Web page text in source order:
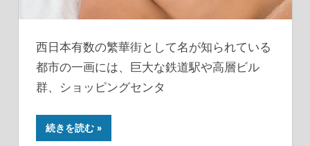
西日本有数の繁華街として名が知られている
都市の一画には、巨大な鉄道駅や高層ビル
群、ショッピングセンタ
続きを読む